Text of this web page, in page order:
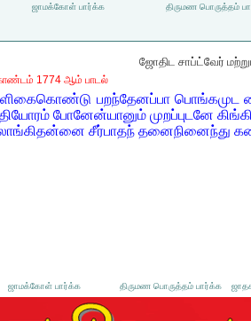
ஜாமக்கோள் பார்க்க திருமண பொருத்தம்
ஜோதிட சாப்ட்வேர்
1774 ஆம் பாடல்
பறந்தேனப்பா பொங்கமுட
நதியோரம் போனேன்யானும் முறப்புடனே
சீர்பாதந் தனைநினைந்து
ஜாமக்கோள் பார்க்க திருமண பொருத்தம் பார்க்க